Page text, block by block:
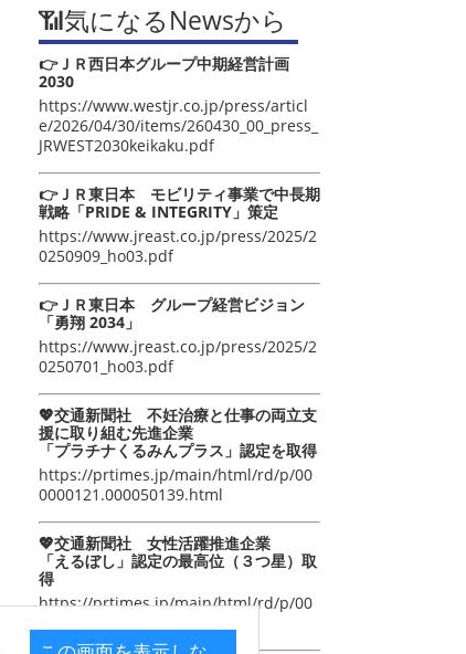
📶気になるNewsから
👉ＪＲ西日本グループ中期経営計画
2030
https://www.westjr.co.jp/press/articl
e/2026/04/30/items/260430_00_press_
JRWEST2030keikaku.pdf
👉ＪＲ東日本 モビリティ事業で中長期
戦略「PRIDE & INTEGRITY」策定
https://www.jreast.co.jp/press/2025/2
0250909_ho03.pdf
👉ＪＲ東日本 グループ経営ビジョン
「勇翔 2034」
https://www.jreast.co.jp/press/2025/2
0250701_ho03.pdf
💖交通新聞社 不妊治療と仕事の両立支
援に取り組む先進企業
「プラチナくるみんプラス」認定を取得
https://prtimes.jp/main/html/rd/p/00
0000121.000050139.html
💖交通新聞社 女性活躍推進企業
「えるぼし」認定の最高位（３つ星）取
得
https://prtimes.jp/main/html/rd/p/00